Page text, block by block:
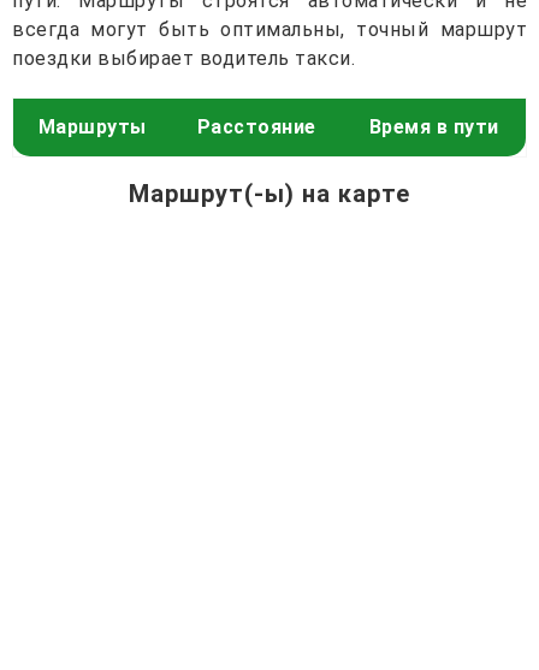
всегда могут быть оптимальны, точный маршрут
поездки выбирает водитель такси.
Маршруты Расстояние Время в пути
Маршрут(-ы) на карте